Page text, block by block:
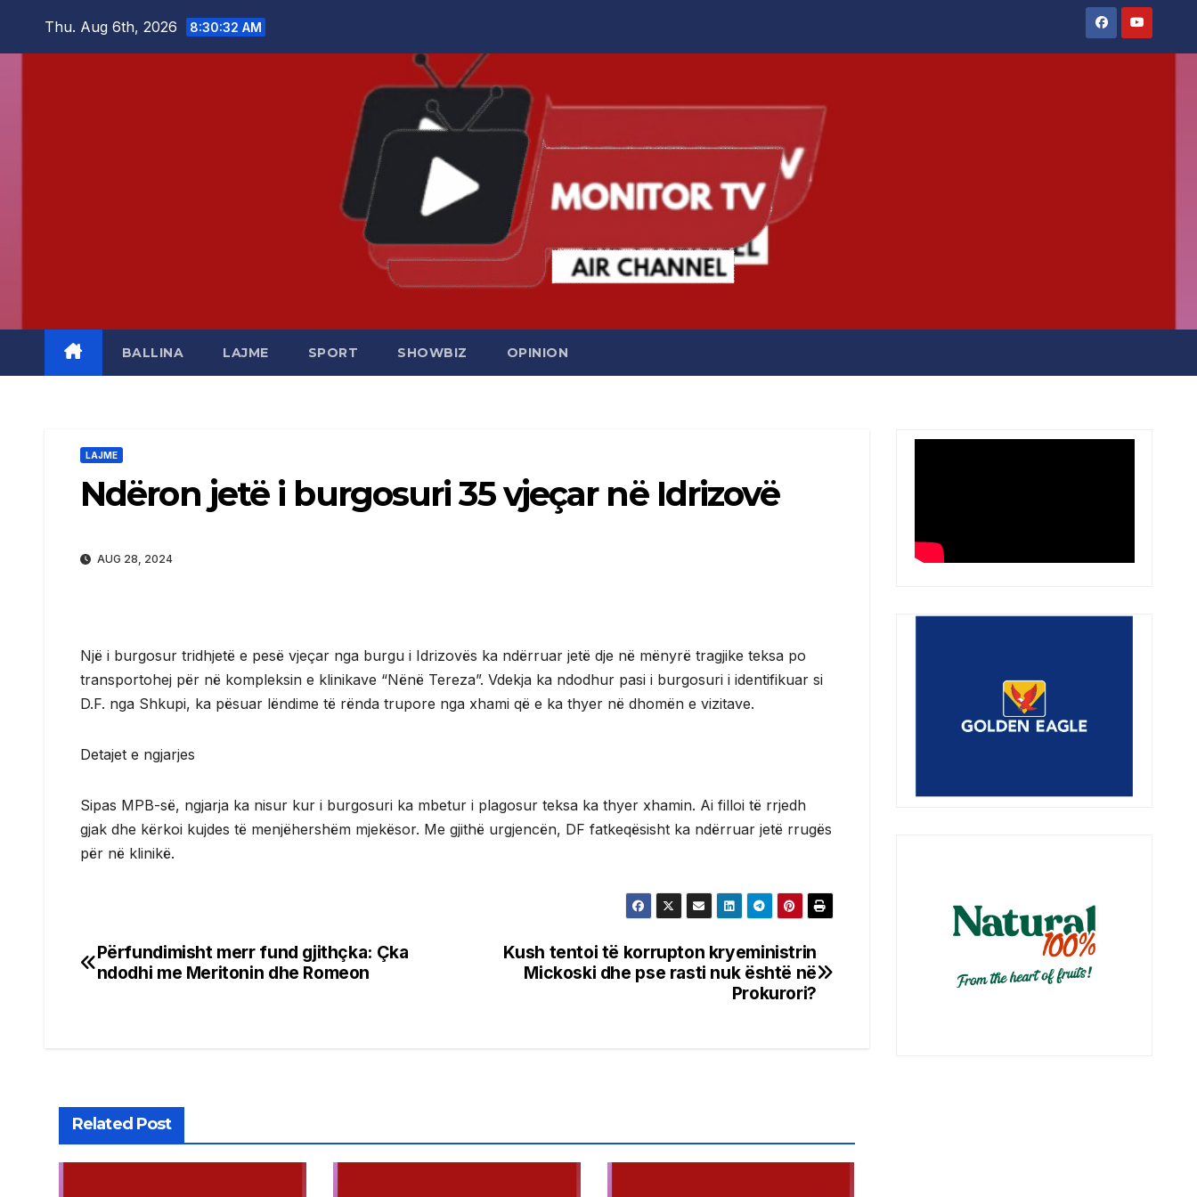
Thu. Aug 6th, 2026 8:30:32 AM
BALLINA LAJME SPORT SHOWBIZ OPINION
LAJME
Ndëron jetë i burgosuri 35 vjeçar në Idrizovë
AUG 28, 2024
Një i burgosur tridhjetë e pesë vjeçar nga burgu i Idrizovës ka ndërruar jetë dje në mënyrë tragjike teksa po
transportohej për në kompleksin e klinikave “Nënë Tereza”. Vdekja ka ndodhur pasi i burgosuri i identifikuar si
D.F. nga Shkupi, ka pësuar lëndime të rënda trupore nga xhami që e ka thyer në dhomën e vizitave.
Detajet e ngjarjes
Sipas MPB-së, ngjarja ka nisur kur i burgosuri ka mbetur i plagosur teksa ka thyer xhamin. Ai filloi të rrjedh
gjak dhe kërkoi kujdes të menjëhershëm mjekësor. Me gjithë urgjencën, DF fatkeqësisht ka ndërruar jetë rrugës
për në klinikë.
Post
Kush tentoi të korrupton kryeministrin
Mickoski dhe pse rasti nuk është në
Prokurori?
Përfundimisht merr fund gjithçka: Çka
ndodhi me Meritonin dhe Romeon
Related Post